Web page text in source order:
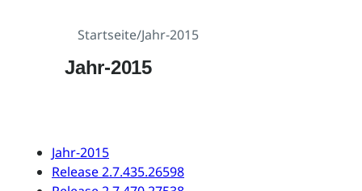
Startseite/Jahr-2015
Jahr-2015
Jahr-2015
Release 2.7.435.26598